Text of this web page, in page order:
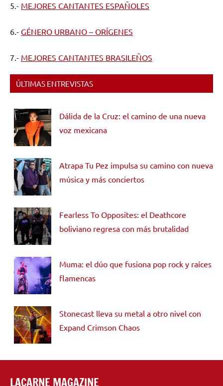
5.- MEJORES CANTANTES ESPAÑOLES
6.- GÉNERO URBANO – ORÍGENES
7.- MEJORES CANTANTES BRASILEÑOS
ÚLTIMAS ENTREVISTAS
Dálida de la Cruz: el camino de una nueva
voz mexicana
Atrapa Tu Pez impulsa su camino con nueva
música y más conciertos
Fearless To Opposites: el Deathcore
boliviano regresa con más brutalidad
Muma: el dúo que fusiona pop rock y raíces
flamencas
Stonecast lleva su metal a otro nivel con
Expand Crimson Chaos
LACARNE MAGAZINE